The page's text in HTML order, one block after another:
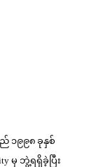
၁၉၉၈ ခုနှစ်
မှ ဘွဲ့ရရှိခဲ့ပြီး